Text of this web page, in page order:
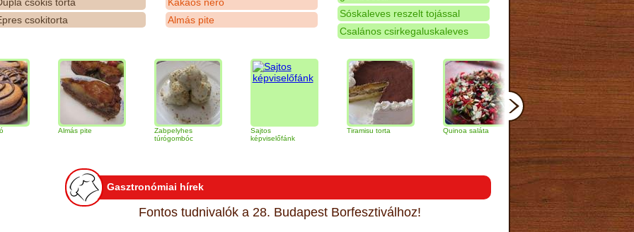
csokitorta
Almás pite
Sóskaleves reszelt tojással
Csalános csirkegaluskaleves
Almás pite
Zabpelyhes
túrógombóc
képviselőfánk
Tiramisu torta Quinoa saláta Mandulás kifli
narancs
Gasztronómiai hírek
Fontos tudnivalók a 28. Budapest Borfesztiválhoz!